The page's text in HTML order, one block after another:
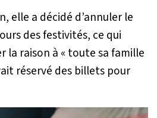
elle a décidé d’annuler le
des festivités, ce qui
la raison à « toute sa famille
réservé des billets pour